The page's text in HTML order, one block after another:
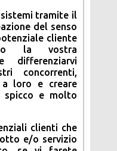
tramite il
del senso
cliente
la vostra
differenziarvi
concorrenti,
a loro e creare
spicco e molto
clienti che
e/o servizio